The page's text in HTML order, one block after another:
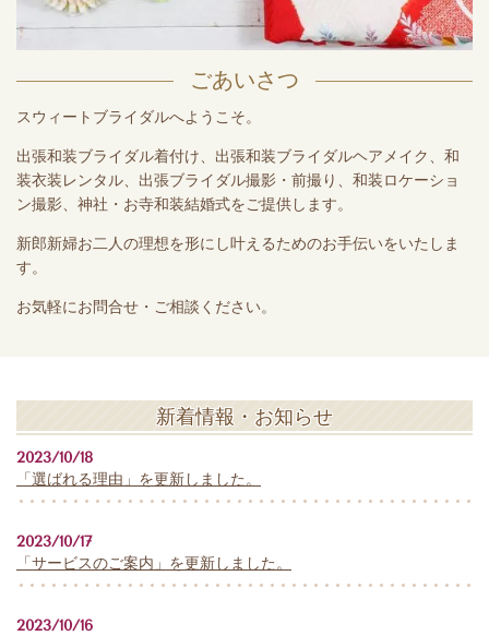
ごあいさつ
スウィートブライダルへようこそ。
出張和装ブライダル着付け、出張和装ブライダルヘアメイク、和
装衣装レンタル、出張ブライダル撮影・前撮り、和装ロケーショ
ン撮影、神社・お寺和装結婚式をご提供します。
新郎新婦お二人の理想を形にし叶えるためのお手伝いをいたしま
す。
お気軽にお問合せ・ご相談ください。
新着情報・お知らせ
2023/10/18
「選ばれる理由」を更新しました。
2023/10/17
「サービスのご案内」を更新しました。
2023/10/16